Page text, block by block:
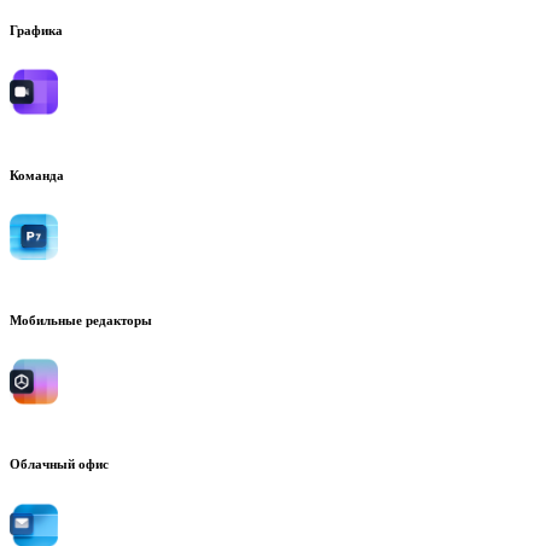
Графика
Команда
Мобильные редакторы
Облачный офис